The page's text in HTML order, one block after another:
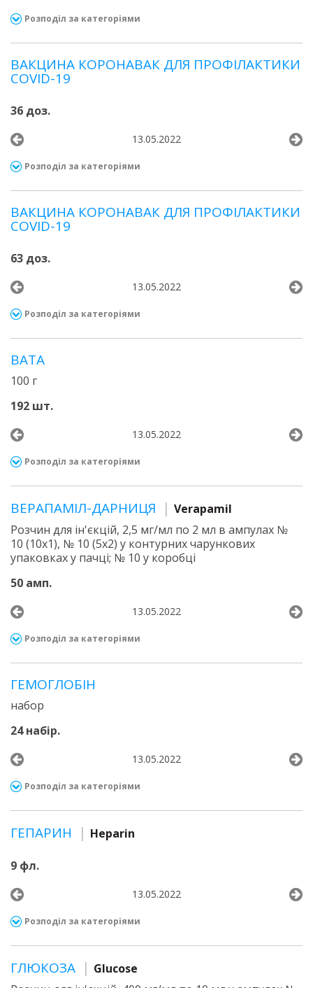
Розподіл за категоріями
ВАКЦИНА КОРОНАВАК ДЛЯ ПРОФІЛАКТИКИ
COVID-19
36 доз.
13.05.2022
Розподіл за категоріями
ВАКЦИНА КОРОНАВАК ДЛЯ ПРОФІЛАКТИКИ
COVID-19
63 доз.
13.05.2022
Розподіл за категоріями
ВАТА
100 г
192 шт.
13.05.2022
Розподіл за категоріями
ВЕРАПАМІЛ-ДАРНИЦЯ
Verapamil
Розчин для ін'єкцій, 2,5 мг/мл по 2 мл в ампулах №
10 (10х1), № 10 (5х2) у контурних чарункових
упаковках у пачці; № 10 у коробці
50 амп.
13.05.2022
Розподіл за категоріями
ГЕМОГЛОБІН
набор
24 набір.
13.05.2022
Розподіл за категоріями
ГЕПАРИН Heparin
9 фл.
13.05.2022
Розподіл за категоріями
ГЛЮКОЗА
Glucose